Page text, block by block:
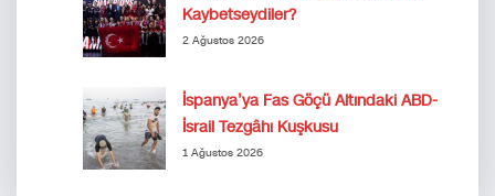
Kaybetseydiler?
2 Ağustos 2026
İspanya’ya Fas Göçü Altındaki ABD-
İsrail Tezgâhı Kuşkusu
1 Ağustos 2026